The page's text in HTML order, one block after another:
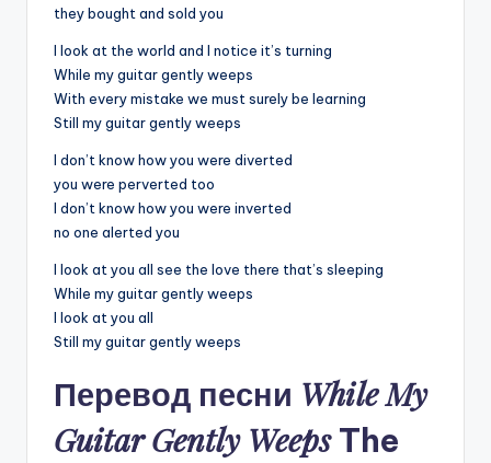
they bought and sold you
I look at the world and I notice it’s turning
While my guitar gently weeps
With every mistake we must surely be learning
Still my guitar gently weeps
I don’t know how you were diverted
you were perverted too
I don’t know how you were inverted
no one alerted you
I look at you all see the love there that’s sleeping
While my guitar gently weeps
I look at you all
Still my guitar gently weeps
Перевод песни While My
Guitar Gently WeepsThe